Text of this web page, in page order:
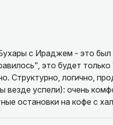
с Ираджем - это
будет только 1% от правды. Это
успели): очень
остановки на кофе с